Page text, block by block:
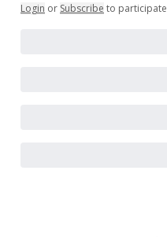
Login or Subscribe to participate